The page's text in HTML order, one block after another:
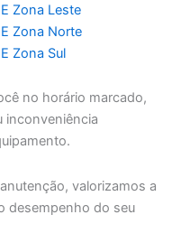
Zona Leste
Zona Norte
Zona Sul
no horário marcado,
inconveniência
valorizamos a
desempenho do seu